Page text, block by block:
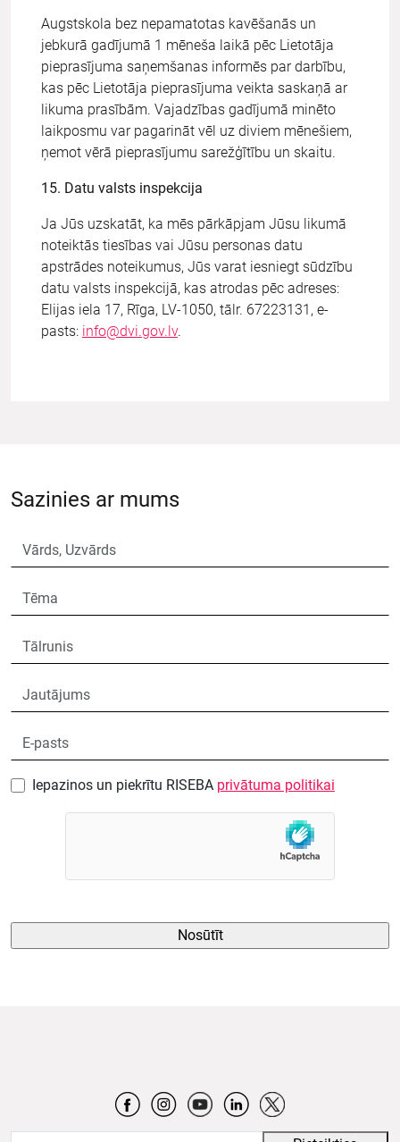
Augstskola bez nepamatotas kavēšanās un
jebkurā gadījumā 1 mēneša laikā pēc Lietotāja
pieprasījuma saņemšanas informēs par darbību,
kas pēc Lietotāja pieprasījuma veikta saskaņā ar
likuma prasībām. Vajadzības gadījumā minēto
laikposmu var pagarināt vēl uz diviem mēnešiem,
ņemot vērā pieprasījumu sarežģītību un skaitu.
15. Datu valsts inspekcija
Ja Jūs uzskatāt, ka mēs pārkāpjam Jūsu likumā
noteiktās tiesības vai Jūsu personas datu
apstrādes noteikumus, Jūs varat iesniegt sūdzību
datu valsts inspekcijā, kas atrodas pēc adreses:
Elijas iela 17, Rīga, LV-1050, tālr. 67223131, e-
pasts: info@dvi.gov.lv.
Sazinies ar mums
Iepazinos un piekrītu RISEBA privātuma politikai